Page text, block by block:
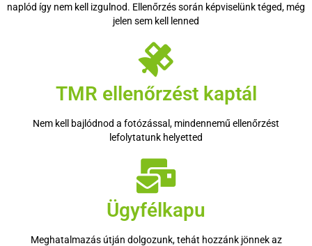
naplód így nem kell izgulnod. Ellenőrzés során képviselünk téged, még
jelen sem kell lenned
TMR ellenőrzést kaptál
Nem kell bajlódnod a fotózással, mindennemű ellenőrzést
lefolytatunk helyetted
Ügyfélkapu
Meghatalmazás útján dolgozunk, tehát hozzánk jönnek az